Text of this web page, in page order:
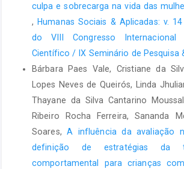
culpa e sobrecarga na vida das
, Humanas Sociais & Aplicadas: v.
do VIII Congresso Internacional
Científico / IX Seminário de Pesquisa
Bárbara Paes Vale, Cristiane da
Lopes Neves de Queirós, Linda
Thayane da Silva Cantarino
Ribeiro Rocha Ferreira, Sananda
Soares,A influência da avaliação
definição de estratégias da
comportamental para crianças